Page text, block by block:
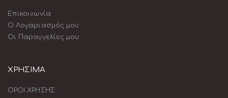
Επικοινωνία
Ο Λογαριασμός μου
Οι Παραγγελίες μου
ΧΡΗΣΙΜΑ
ΟΡΟΙ ΧΡΗΣΗΣ